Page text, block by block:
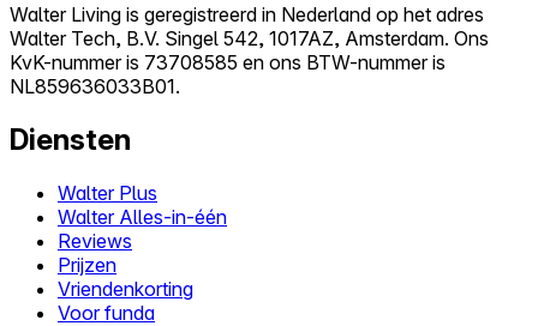
Walter Living is geregistreerd in Nederland op het adres
Walter Tech, B.V. Singel 542, 1017AZ, Amsterdam. Ons
KvK-nummer is 73708585 en ons BTW-nummer is
NL859636033B01.
Diensten
Walter Plus
Walter Alles-in-één
Reviews
Prijzen
Vriendenkorting
Voor funda